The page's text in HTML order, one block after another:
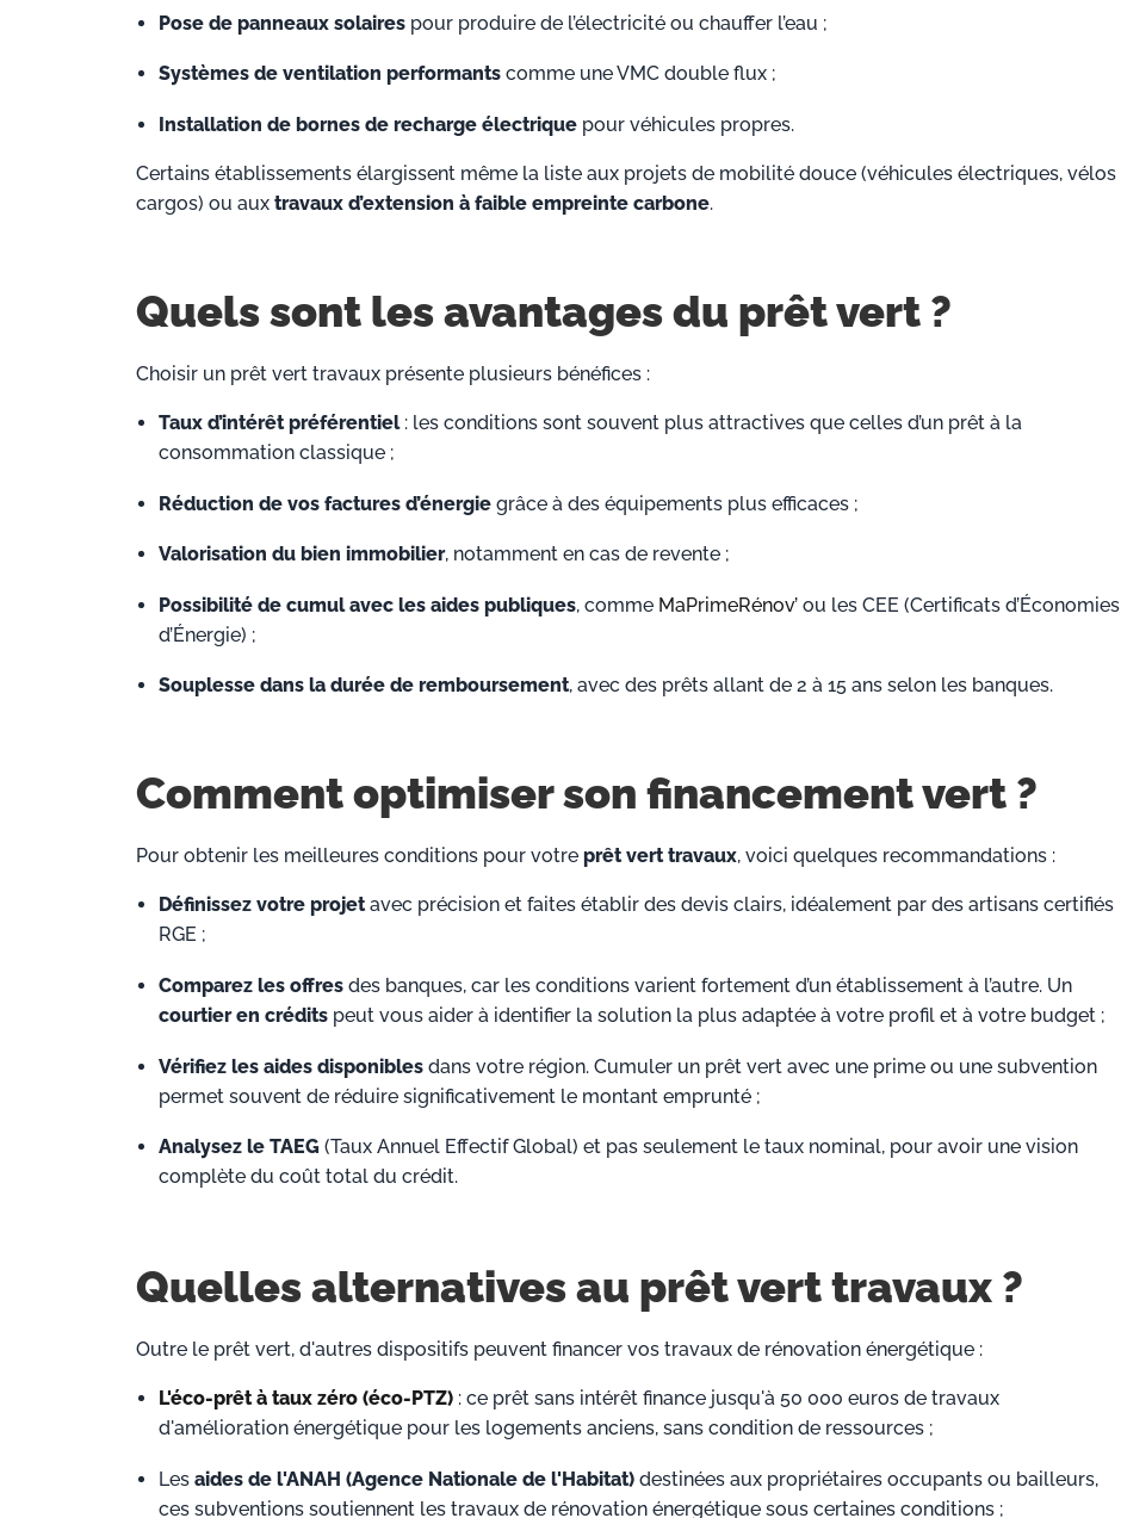
Pose de panneaux solaires pour produire de l’électricité ou chauffer l’eau ;
Systèmes de ventilation performants comme une VMC double flux ;
Installation de bornes de recharge électrique pour véhicules propres.
Certains établissements élargissent même la liste aux projets de mobilité douce (véhicules électriques, vélos
cargos) ou aux travaux d’extension à faible empreinte carbone.
Quels sont les avantages du prêt vert ?
Choisir un prêt vert travaux présente plusieurs bénéfices :
Taux d’intérêt préférentiel: les conditions sont souvent plus attractives que celles d’un prêt à la
consommation classique ;
Réduction de vos factures d’énergie grâce à des équipements plus efficaces ;
Valorisation du bien immobilier, notamment en cas de revente ;
Possibilité de cumul avec les aides publiques, comme MaPrimeRénov’ ou les CEE (Certificats d’Économies
d’Énergie) ;
Souplesse dans la durée de remboursement, avec des prêts allant de 2 à 15 ans selon les banques.
Comment optimiser son financement vert ?
Pour obtenir les meilleures conditions pour votre prêt vert travaux, voici quelques recommandations :
Définissez votre projetavec précision et faites établir des devis clairs, idéalement par des artisans certifiés
RGE ;
Comparez les offres des banques, car les conditions varient fortement d’un établissement à l’autre. Un
courtier en crédits peut vous aider à identifier la solution la plus adaptée à votre profil et à votre budget ;
Vérifiez les aides disponibles dans votre région. Cumuler un prêt vert avec une prime ou une subvention
permet souvent de réduire significativement le montant emprunté ;
Analysez le TAEG (Taux Annuel Effectif Global) et pas seulement le taux nominal, pour avoir une vision
complète du coût total du crédit.
Quelles alternatives au prêt vert travaux ?
Outre le prêt vert, d'autres dispositifs peuvent financer vos travaux de rénovation énergétique :
L'éco-prêt à taux zéro (éco-PTZ) :ce prêt sans intérêt finance jusqu'à 50 000 euros de travaux
d'amélioration énergétique pour les logements anciens, sans condition de ressources ;
Les aides de l'ANAH (Agence Nationale de l'Habitat) destinées aux propriétaires occupants ou bailleurs,
ces subventions soutiennent les travaux de rénovation énergétique sous certaines conditions ;